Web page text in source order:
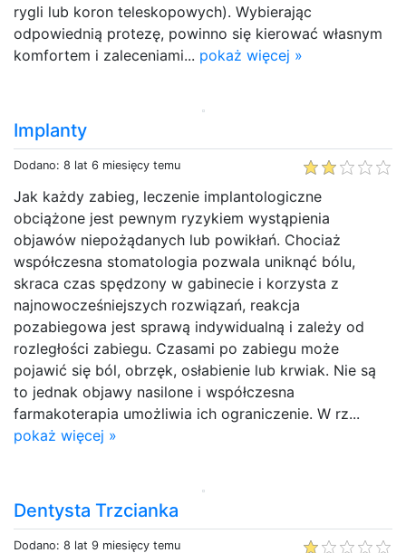
rygli lub koron teleskopowych). Wybierając
odpowiednią protezę, powinno się kierować własnym
komfortem i zaleceniami... pokaż więcej »
Implanty
Dodano: 8 lat 6 miesięcy temu
Jak każdy zabieg, leczenie implantologiczne
obciążone jest pewnym ryzykiem wystąpienia
objawów niepożądanych lub powikłań. Chociaż
współczesna stomatologia pozwala uniknąć bólu,
skraca czas spędzony w gabinecie i korzysta z
najnowocześniejszych rozwiązań, reakcja
pozabiegowa jest sprawą indywidualną i zależy od
rozległości zabiegu. Czasami po zabiegu może
pojawić się ból, obrzęk, osłabienie lub krwiak. Nie są
to jednak objawy nasilone i współczesna
farmakoterapia umożliwia ich ograniczenie. W rz...
pokaż więcej »
Dentysta Trzcianka
Dodano: 8 lat 9 miesięcy temu